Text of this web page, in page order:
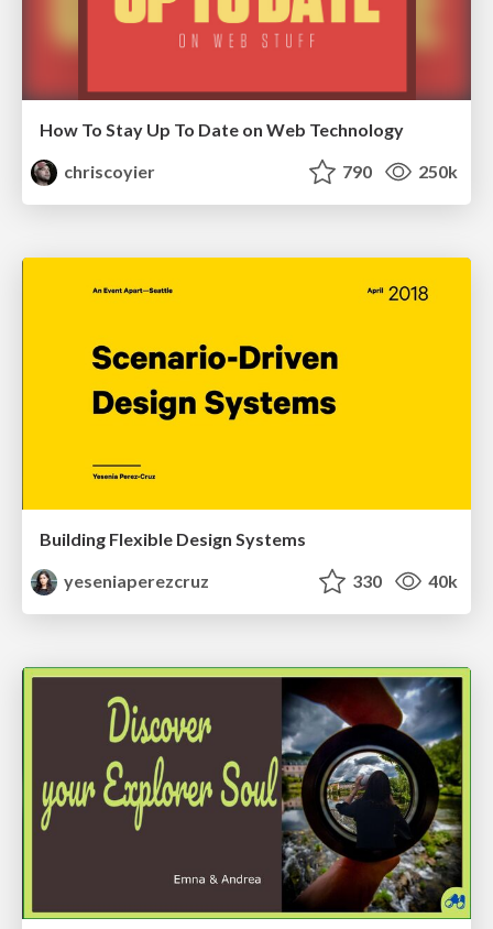
How To Stay Up To Date on Web Technology
chriscoyier
790 250k
Building Flexible Design Systems
yeseniaperezcruz
330 40k